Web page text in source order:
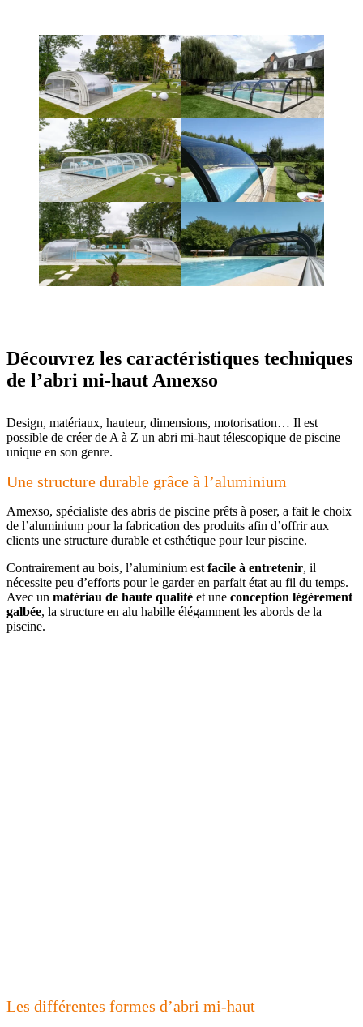
Découvrez les caractéristiques techniques
de l’abri mi-haut Amexso
Design, matériaux, hauteur, dimensions, motorisation… Il est
possible de créer de A à Z un abri mi-haut télescopique de piscine
unique en son genre.
Une structure durable grâce à l’aluminium
Amexso, spécialiste des abris de piscine prêts à poser, a fait le choix
de l’aluminium pour la fabrication des produits afin d’offrir aux
clients une structure durable et esthétique pour leur piscine.
Contrairement au bois, l’aluminium est facile à entretenir, il
nécessite peu d’efforts pour le garder en parfait état au fil du temps.
Avec un matériau de haute qualité et une conception légèrement
galbée, la structure en alu habille élégamment les abords de la
piscine.
Les différentes formes d’abri mi-haut